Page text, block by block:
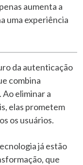
aumenta a
uma experiência
da autenticação
combina
eliminar a
elas prometem
os usuários.
já estão
que